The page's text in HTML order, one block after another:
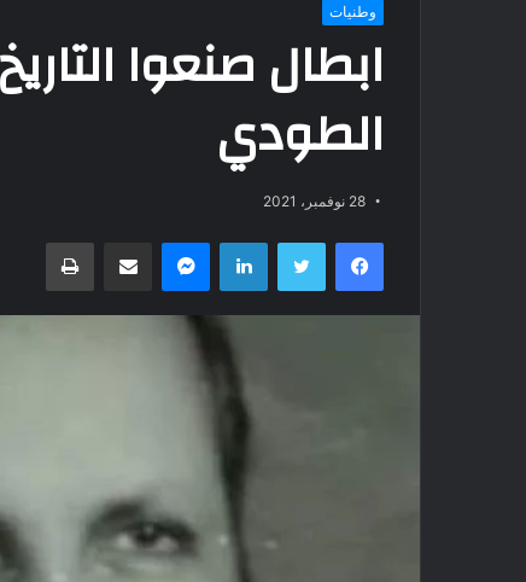
وطنيات
ابطال صنعوا
الطودي
28 نوفمبر، 2021
فيسبوك تويتر لينكدإن ماسنجر مشاركة عبر البريد طباعة